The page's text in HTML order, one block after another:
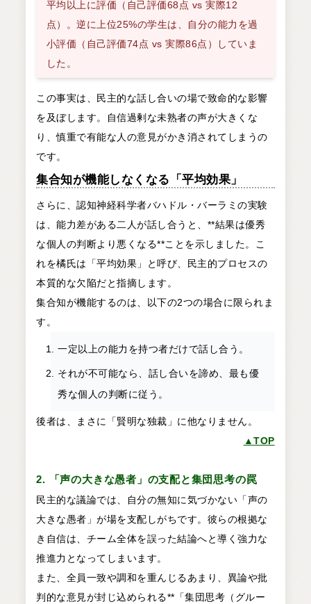
平均以上に評価（自己評価68点 vs 実際12
点）。逆に上位25%の学生は、自分の能力を過
小評価（自己評価74点 vs 実際86点）していま
した。
この事実は、民主的な話し合いの場で致命的な影響
を及ぼします。自信過剰な未熟者の声が大きくな
り、慎重で有能な人の意見がかき消されてしまうの
です。
集合知が機能しなくなる「平均効果」
さらに、認知神経科学者バハドル・バーラミの実験
は、能力差がある二人が話し合うと、**結果は優秀
な個人の判断より悪くなる**ことを示しました。こ
れを橘氏は「平均効果」と呼び、民主的プロセスの
本質的な欠陥だと指摘します。
集合知が機能するのは、以下の2つの場合に限られま
す。
一定以上の能力を持つ者だけで話し合う。
それが不可能なら、話し合いを諦め、最も優
秀な個人の判断に従う。
後者は、まさに「賢明な独裁」に他なりません。
▲TOP
2. 「声の大きな愚者」の支配と集団思考の罠
民主的な議論では、自分の無知に気づかない「声の
大きな愚者」が場を支配しがちです。彼らの根拠な
き自信は、チーム全体を誤った結論へと導く強力な
推進力となってしまいます。
また、全員一致や調和を重んじるあまり、異論や批
判的な意見が封じ込められる**「集団思考（グルー